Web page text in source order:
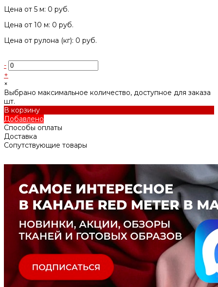
Цена от 5 м: 0 руб.
Цена от 10 м: 0 руб.
Цена от рулона (кг): 0 руб.
-
+
×
Выбрано максимальное количество, доступное для заказа
шт.
В корзину
Добавлено
Способы оплаты
Доставка
Сопутствующие товары